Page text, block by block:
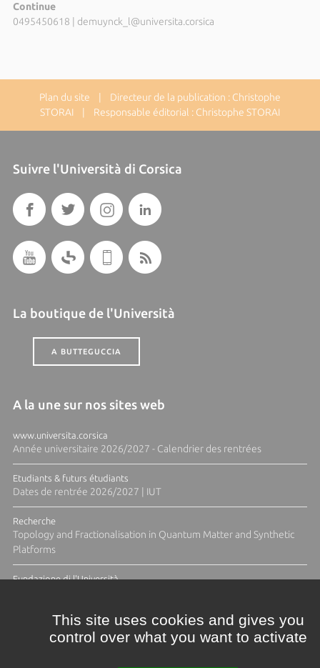
Continue
0495450618
demuynck_l@universita.corsica
Plan du site | Directeur de la publication : Christophe
STORAI | Responsable éditorial : Christophe STORAI
Suivre l'Università di Corsica
La boutique de l'Università
A BUTTEGUCCIA
A la une sur nos sites web
www.universita.corsica
Année universitaire 2026/2027 - Calendrier des rentrées
Etudiants & futurs étudiants
Dates de rentrée 2026/2027 | IUT
Recherche
Topology and Fractionalisation in Quantum Matter and Synthetic
Platforms
Fundazione di l'Università
This site uses cookies and gives you
control over what you want to activate